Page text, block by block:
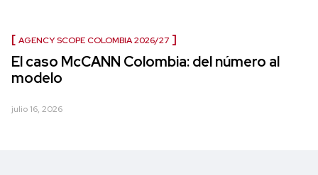
AGENCY SCOPE COLOMBIA 2026/27
El caso McCANN Colombia: del número al
modelo
julio 16, 2026